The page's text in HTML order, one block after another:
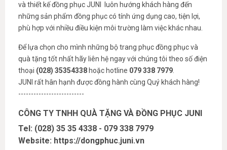
và thiết kế đồng phục JUNI luôn hướng khách hàng đến
những sản phẩm đồng phục có tính ứng dụng cao, tiện lợi,
phù hợp với nhiều điều kiện môi trường làm việc khác nhau.
Để lựa chọn cho mình những bộ trang phục đồng phục và
quà tặng tốt nhất hãy liên hệ ngay với chúng tôi theo số điện
thoại (028) 35354338 hoặc hotline 079 338 7979
JUNI rất hân hạnh được đồng hành cùng Quý khách hàng!
--------------------------
CÔNG TY TNHH QUÀ TẶNG VÀ ĐỒNG PHỤC JUNI
Tel: (028) 35 35 4338 - 079 338 7979
Website: https://dongphuc.juni.vn